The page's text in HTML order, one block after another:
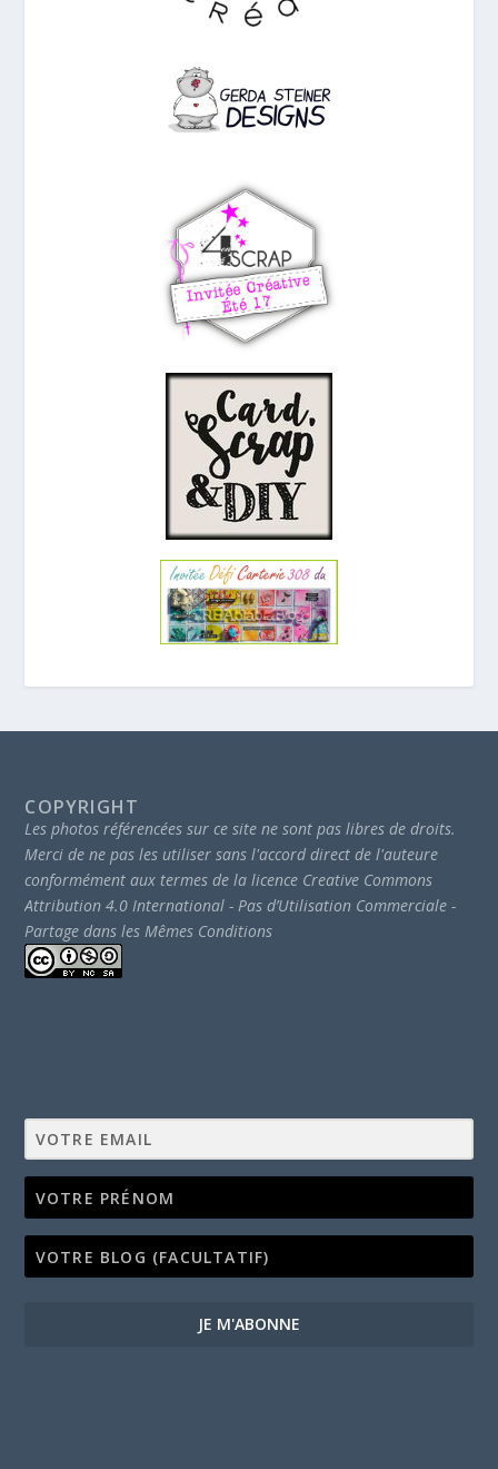
COPYRIGHT
Les photos référencées sur ce site ne sont pas libres de droits.
Merci de ne pas les utiliser sans l'accord direct de l'auteure
conformément aux termes de la licence Creative Commons
Attribution 4.0 International - Pas d’Utilisation Commerciale -
Partage dans les Mêmes Conditions
JE M'ABONNE